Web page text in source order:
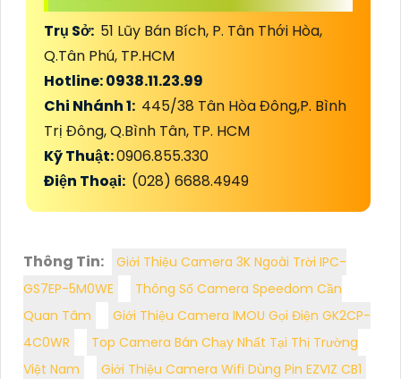
Trụ Sở: 51 Lũy Bán Bích, P. Tân Thới Hòa,
Q.Tân Phú, TP.HCM
Hotline: 0938.11.23.99
Chi Nhánh 1: 445/38 Tân Hòa Đông,P. Bình
Trị Đông, Q.Bình Tân, TP. HCM
Kỹ Thuật:0906.855.330
Điện Thoại: (028) 6688.4949
Thông Tin:
Giới Thiệu Camera 3K Ngoài Trời IPC-
GS7EP-5M0WE
Thông Số Camera Speedom Cần
Quan Tâm
Giới Thiệu Camera IMOU Gọi Điện GK2CP-
4C0WR
Top Camera Bán Chạy Nhất Tại Thị Trường
Việt Nam
Giới Thiệu Camera Wifi Dùng Pin EZVIZ CB1